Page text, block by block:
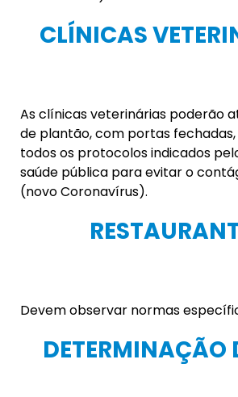
CLÍNICAS
As clínicas veterinárias poderão
de plantão, com portas
todos os protocolos indicados
saúde pública para evitar o
(novo Coronavírus).
Devem observar normas
DETERMINAÇÃO